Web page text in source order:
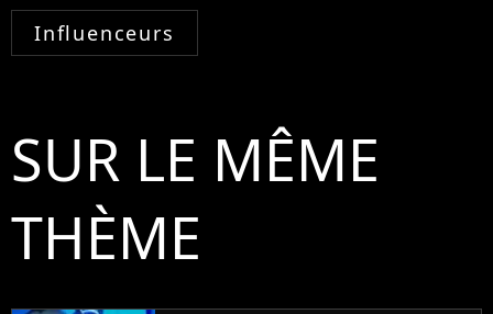
Influenceurs
SUR LE MÊME
THÈME